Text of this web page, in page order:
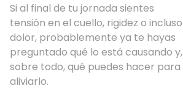
Si al final de tu jornada sientes
tensión en el cuello, rigidez o incluso
dolor, probablemente ya te hayas
preguntado qué lo está causando y,
sobre todo, qué puedes hacer para
aliviarlo.